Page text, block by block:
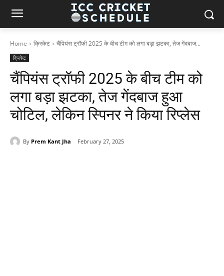
Home क्रिकेट चैंपियंस ट्रॉफी 2025 के बीच टीम को लगा बड़ा झटका, तेज गेंदबाज...
क्रिकेट
चैंपियंस ट्रॉफी 2025 के बीच टीम को
लगा बड़ा झटका, तेज गेंदबाज हुआ
चोटिल, लेकिन स्पिनर ने किया रिप्लेस
By Prem Kant Jha February 27, 2025